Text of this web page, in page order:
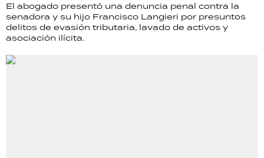
El abogado presentó una denuncia penal contra la
senadora y su hijo Francisco Langieri por presuntos
delitos de evasión tributaria, lavado de activos y
asociación ilícita.